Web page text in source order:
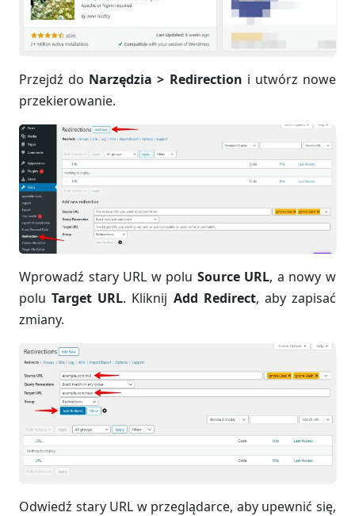
Przejdź do Narzędzia > Redirection i utwórz nowe
przekierowanie.
Wprowadź stary URL w polu Source URL, a nowy w
poluTarget URL. Kliknij Add Redirect, aby zapisać
zmiany.
Odwiedź stary URL w przeglądarce, aby upewnić się,